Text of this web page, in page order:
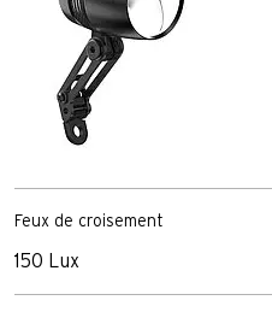
Feux de croisement
150 Lux